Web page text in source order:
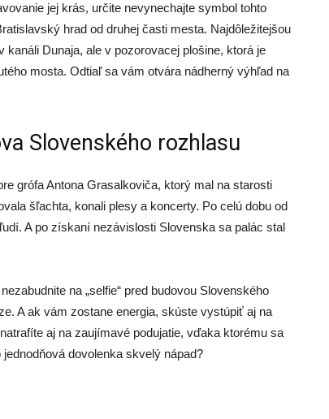
jej krás, určite nevynechajte symbol tohto
hrad od druhej časti mesta. Najdôležitejšou
Dunaja, ale v pozorovacej plošine, ktorá je
mosta. Odtiaľ sa vám otvára nádherný výhľad na
Slovenského rozhlasu
grófa Antona Grasalkoviča, ktorý mal na starosti
šľachta, konali plesy a koncerty. Po celú dobu od
A po získaní nezávislosti Slovenska sa palác stal
na „selfie“ pred budovou Slovenského
A ak vám zostane energia, skúste vystúpiť aj na
aj na zaujímavé podujatie, vďaka ktorému sa
dovolenka skvelý nápad?